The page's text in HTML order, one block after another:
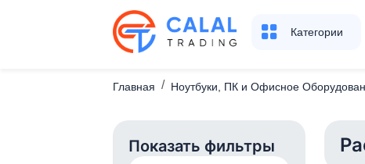
Категории
Главная Ноутбуки, ПК и Офисное
Показать фильтры